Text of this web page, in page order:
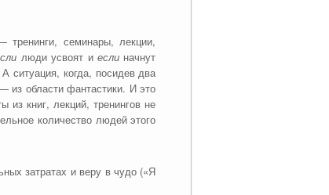
семинары, лекции,
люди усвоят и еслиначнут
ситуация, когда, посидев два
из области фантастики. И это
книг, лекций, тренингов не
количество людей этого
затратах и веру в чудо («Я